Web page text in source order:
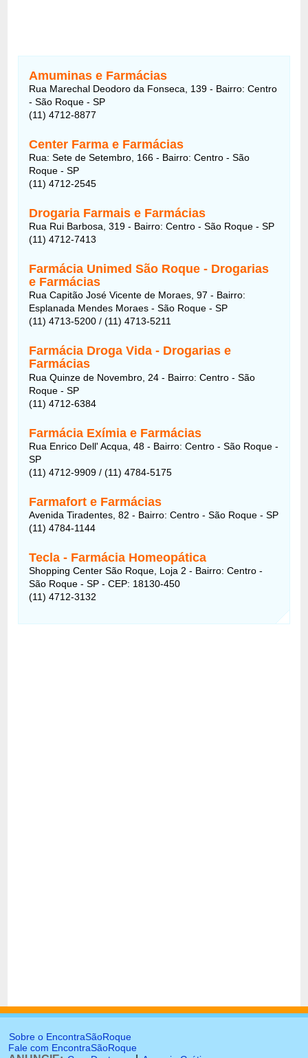
Amuminas e Farmácias
Rua Marechal Deodoro da Fonseca, 139 - Bairro: Centro
- São Roque - SP
(11) 4712-8877
Center Farma e Farmácias
Rua: Sete de Setembro, 166 - Bairro: Centro - São
Roque - SP
(11) 4712-2545
Drogaria Farmais e Farmácias
Rua Rui Barbosa, 319 - Bairro: Centro - São Roque - SP
(11) 4712-7413
Farmácia Unimed São Roque - Drogarias
e Farmácias
Rua Capitão José Vicente de Moraes, 97 - Bairro:
Esplanada Mendes Moraes - São Roque - SP
(11) 4713-5200 / (11) 4713-5211
Farmácia Droga Vida - Drogarias e
Farmácias
Rua Quinze de Novembro, 24 - Bairro: Centro - São
Roque - SP
(11) 4712-6384
Farmácia Exímia e Farmácias
Rua Enrico Dell' Acqua, 48 - Bairro: Centro - São Roque -
SP
(11) 4712-9909 / (11) 4784-5175
Farmafort e Farmácias
Avenida Tiradentes, 82 - Bairro: Centro - São Roque - SP
(11) 4784-1144
Tecla - Farmácia Homeopática
Shopping Center São Roque, Loja 2 - Bairro: Centro -
São Roque - SP - CEP: 18130-450
(11) 4712-3132
Sobre o EncontraSãoRoque
Fale com EncontraSãoRoque